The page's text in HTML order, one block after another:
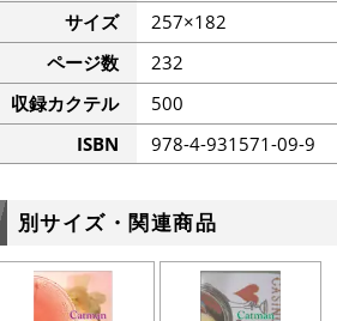
サイズ
257×182
ページ数
232
収録カクテル
500
ISBN
978-4-931571-09-9
別サイズ・関連商品